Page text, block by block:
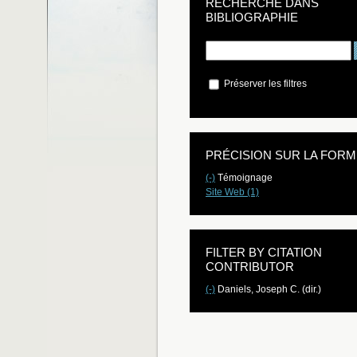
RECHERCHE DANS
BIBLIOGRAPHIE
Préserver les filtres
PRÉCISION SUR LA
(-) Témoignage
Site Web (1)
FILTER BY CITATION
CONTRIBUTOR
(-) Daniels, Joseph C. (dir.)